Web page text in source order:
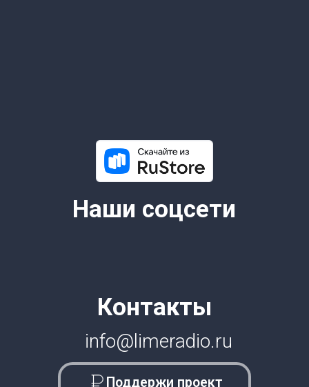
© 2026 Все права защищены.
Lime Teens | Lime Media
Информационные услуги оказывает физическое лицо
зарегистрированное в качестве налогоплательщика НПД
Камочкин Павел Александрович ИНН 591114273004